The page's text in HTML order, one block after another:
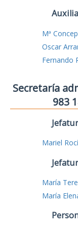
Mª
Oscar
Fernando
Secretaría
983
Mariel
María
María